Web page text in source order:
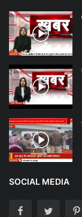
SOCIAL MEDIA